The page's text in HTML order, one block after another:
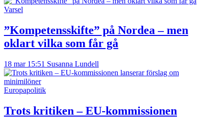
Varsel
”Kompetensskifte” på Nordea – men
oklart vilka som får gå
18 mar 15:51 Susanna Lundell
Europapolitik
Trots kritiken – EU-kommissionen